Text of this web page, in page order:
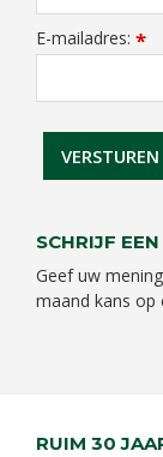
E-mailadres: *
SCHRIJF
Geef uw
maand kans op
RUIM 30